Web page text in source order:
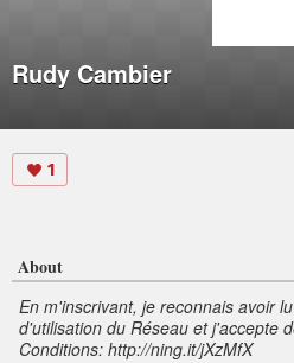
Rudy Cambier
1
About
En m'inscrivant, je reconnais avoir
d'utilisation du Réseau et j'accepte
Conditions: http://ning.it/jXzMfX